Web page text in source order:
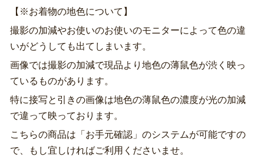
【※お着物の地色について】
撮影の加減やお使いのお使いのモニターによって色の違
いがどうしても出てしまいます。
画像では撮影の加減で現品より地色の薄鼠色が渋く映っ
ているものがあります。
特に接写と引きの画像は地色の薄鼠色の濃度が光の加減
で違って映っております。
こちらの商品は「お手元確認」のシステムが可能ですの
で、もし宜しければご利用くださいませ。